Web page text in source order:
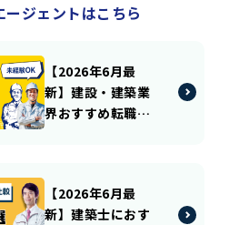
ジェントはこちら
【2026年6月最
新】建設・建築業
界おすすめ転職エ
徹底解説
【2026年6月最
新】建築士におす